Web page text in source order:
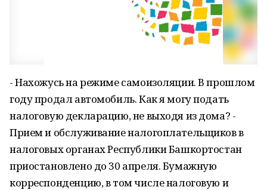
- Нахожусь на режиме самоизоляции. В прошлом
году продал автомобиль. Как я могу подать
налоговую декларацию, не выходя из дома? -
Прием и обслуживание налогоплательщиков в
налоговых органах Республики Башкортостан
приостановлено до 30 апреля. Бумажную
корреспонденцию, в том числе налоговую и